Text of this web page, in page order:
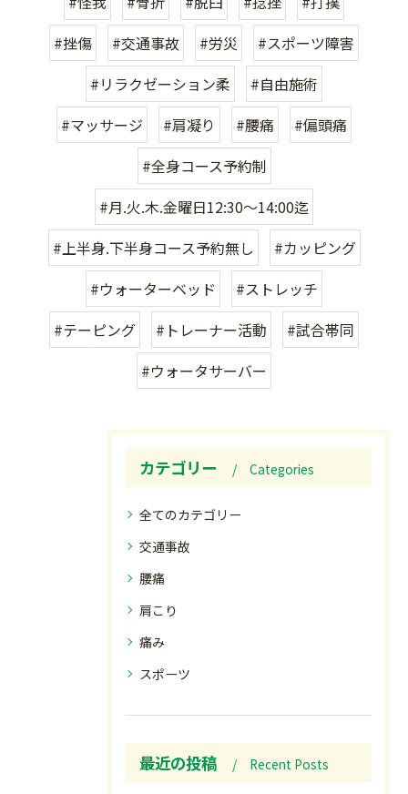
#挫傷
#交通事故 #労災
#スポーツ障害
#リラクゼーション柔
#自由施術
#マッサージ
#肩凝り #腰痛
#偏頭痛
#全身コース予約制
#月.火.木.金曜日12:30〜14:00迄
#上半身.下半身コース予約無し
#カッピング
#ウォーターベッド
#ストレッチ
#テーピング
#トレーナー活動
#試合帯同
#ウォータサーバー
カテゴリー Categories
全てのカテゴリー
交通事故
腰痛
肩こり
痛み
スポーツ
最近の投稿 Recent Posts